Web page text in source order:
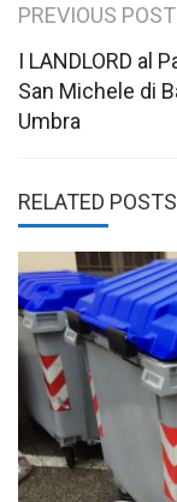
Post
PREVIOUS POST
I LANDLORD al
San Michele di
Umbra
RELATED POSTS